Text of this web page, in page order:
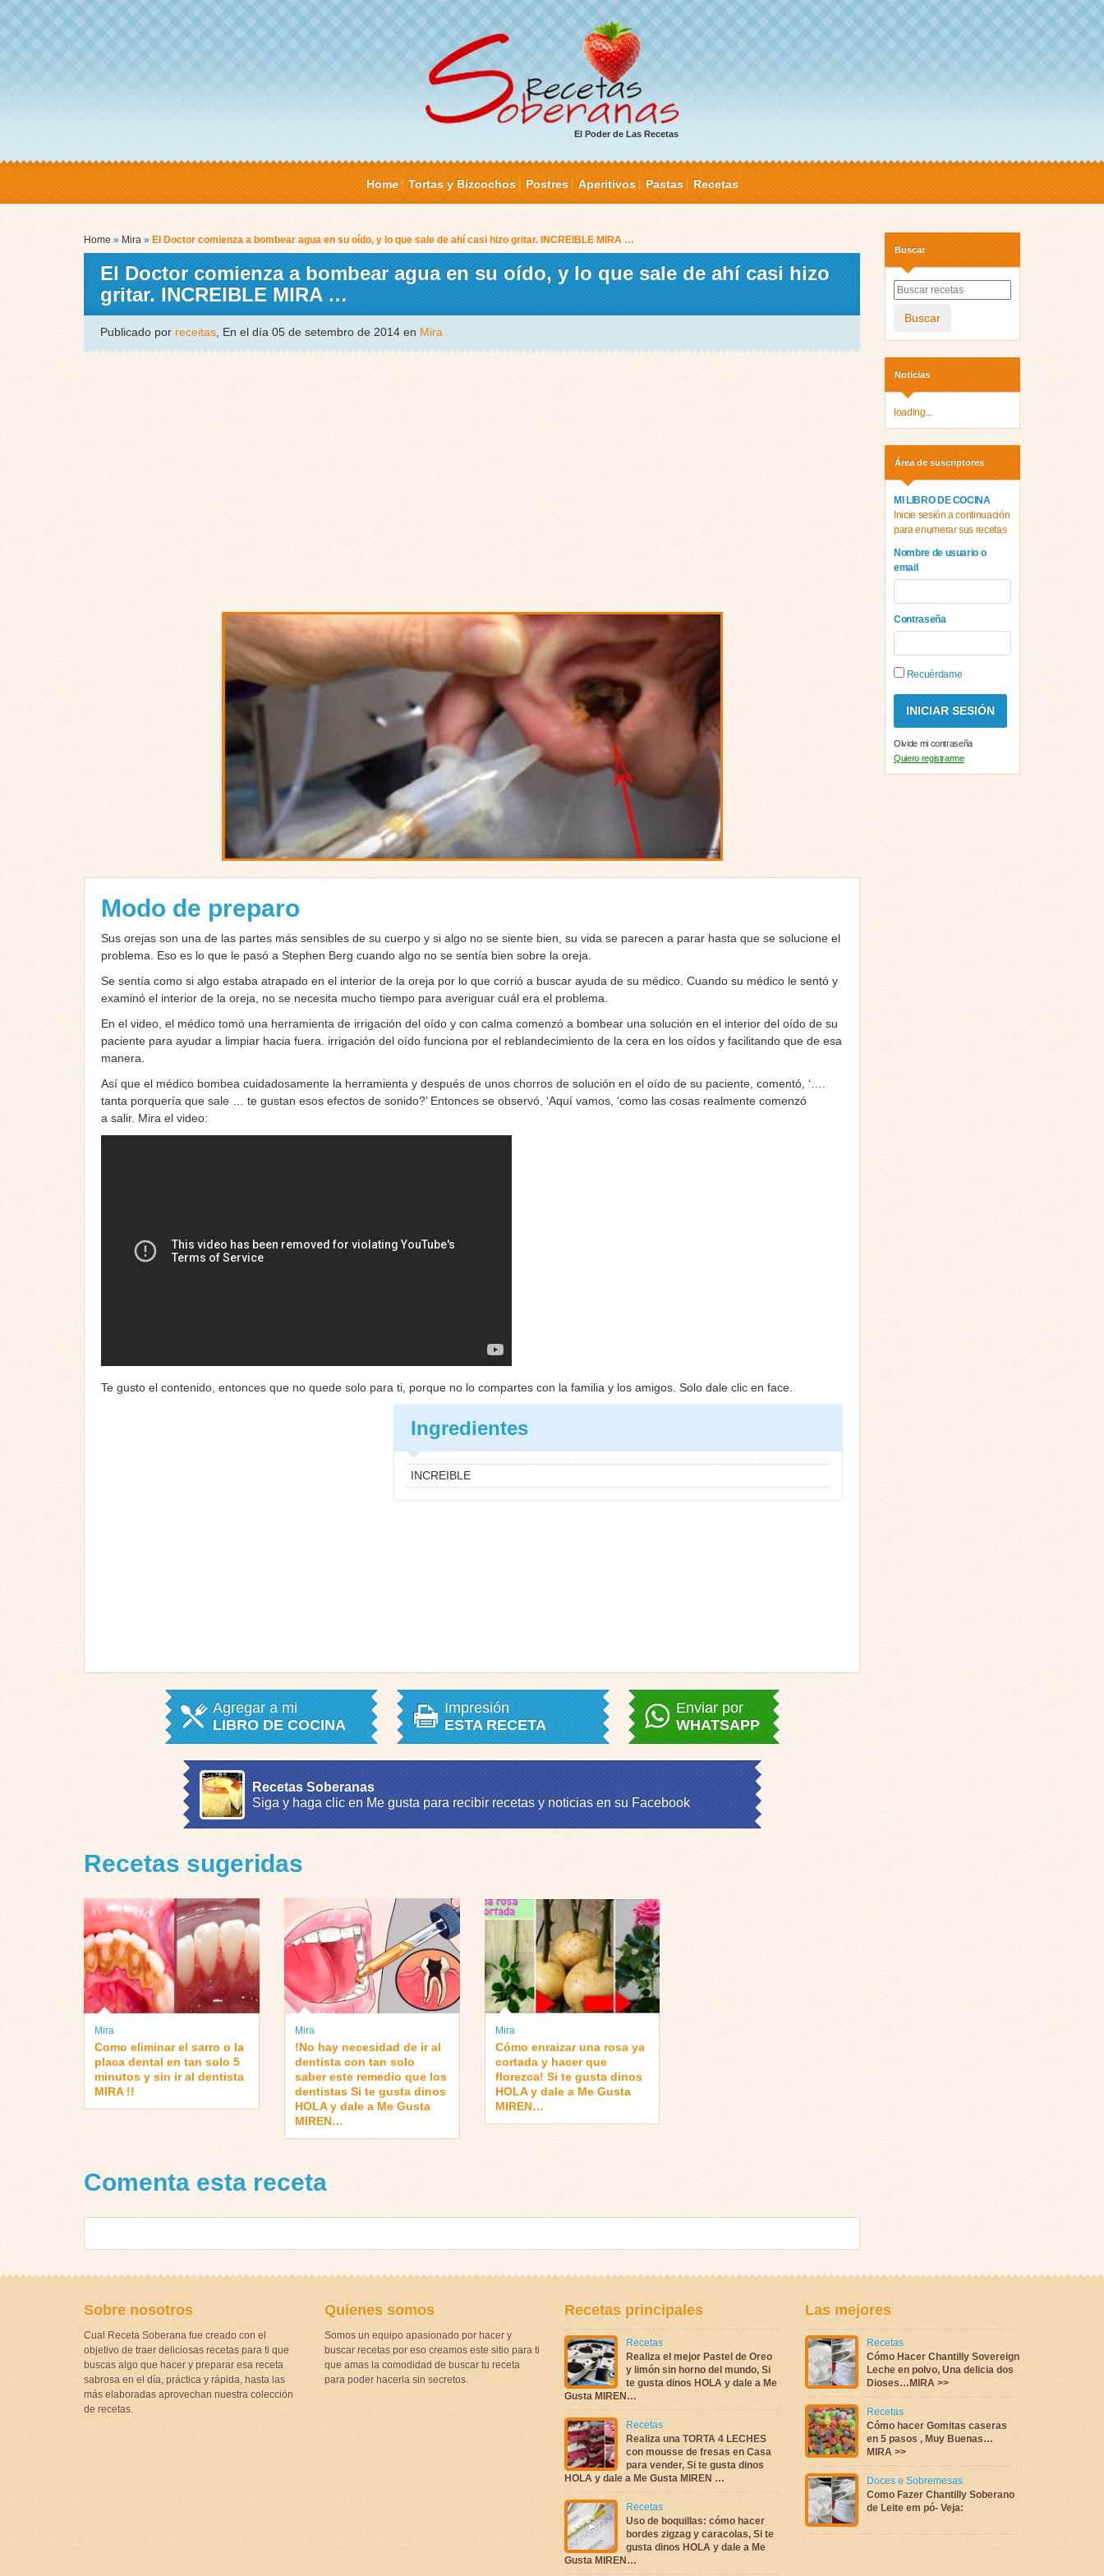
El Poder de Las Recetas
Home Tortas y Bizcochos Postres Aperitivos Pastas Recetas
Home » Mira » El Doctor comienza a bombear agua en su oído, y lo que sale de ahí casi hizo gritar. INCREIBLE MIRA …
El Doctor comienza a bombear agua en su oído, y lo que sale de ahí casi hizo
gritar. INCREIBLE MIRA …
Publicado por receitas , En el día 05 de setembro de 2014 en Mira
Modo de preparo
Sus orejas son una de las partes más sensibles de su cuerpo y si algo no se siente bien, su vida se parecen a parar hasta que se solucione el
problema. Eso es lo que le pasó a Stephen Berg cuando algo no se sentía bien sobre la oreja.
Se sentía como si algo estaba atrapado en el interior de la oreja por lo que corrió a buscar ayuda de su médico. Cuando su médico le sentó y
examinó el interior de la oreja, no se necesita mucho tiempo para averiguar cuál era el problema.
En el video, el médico tomó una herramienta de irrigación del oído y con calma comenzó a bombear una solución en el interior del oído de su
paciente para ayudar a limpiar hacia fuera. irrigación del oído funciona por el reblandecimiento de la cera en los oídos y facilitando que de esa
manera.
Así que el médico bombea cuidadosamente la herramienta y después de unos chorros de solución en el oído de su paciente, comentó, ‘….
tanta porquería que sale … te gustan esos efectos de sonido?’ Entonces se observó, ‘Aquí vamos, ‘como las cosas realmente comenzó
a salir. Mira el video:
Te gusto el contenido, entonces que no quede solo para ti, porque no lo compartes con la familia y los amigos. Solo dale clic en face.
Ingredientes
INCREIBLE
Agregar a mi
LIBRO DE COCINA
Impresión
ESTA RECETA
Enviar por
WHATSAPP
Recetas Soberanas
Siga y haga clic en Me gusta para recibir recetas y noticias en su Facebook
Recetas sugeridas
Mira
Como eliminar el sarro o la
placa dental en tan solo 5
minutos y sin ir al dentista
MIRA !!
Mira
!No hay necesidad de ir al
dentista con tan solo
saber este remedio que los
dentistas Si te gusta dinos
HOLA y dale a Me Gusta
MIREN…
Mira
Cómo enraizar una rosa ya
cortada y hacer que
florezca! Si te gusta dinos
HOLA y dale a Me Gusta
MIREN…
Comenta esta receta
Buscar
Buscar
Noticias
loading...
Área de suscriptores
MI LIBRO DE COCINA
Inicie sesión a continuación
para enumerar sus recetas
Nombre de usuario o
email
Contraseña
Recuérdame
Olvide mi contraseña
Quiero registrarme
Sobre nosotros
Cual Receta Soberana fue creado con el
objetivo de traer deliciosas recetas para ti que
buscas algo que hacer y preparar esa receta
sabrosa en el día, práctica y rápida, hasta las
más elaboradas aprovechan nuestra colección
de recetas.
Quienes somos
Somos un equipo apasionado por hacer y
buscar recetas por eso creamos este sitio para ti
que amas la comodidad de buscar tu receta
para poder hacerla sin secretos.
Recetas principales
Recetas
Realiza el mejor Pastel de Oreo
y limón sin horno del mundo, Si
te gusta dinos HOLA y dale a Me
Gusta MIREN…
Recetas
Realiza una TORTA 4 LECHES
con mousse de fresas en Casa
para vender, Si te gusta dinos
HOLA y dale a Me Gusta MIREN …
Recetas
Uso de boquillas: cómo hacer
bordes zigzag y caracolas, Si te
gusta dinos HOLA y dale a Me
Gusta MIREN…
Las mejores
Recetas
Cómo Hacer Chantilly Sovereign
Leche en polvo, Una delicia dos
Dioses…MIRA >>
Recetas
Cómo hacer Gomitas caseras
en 5 pasos , Muy Buenas…
MIRA >>
Doces e Sobremesas
Como Fazer Chantilly Soberano
de Leite em pó- Veja: